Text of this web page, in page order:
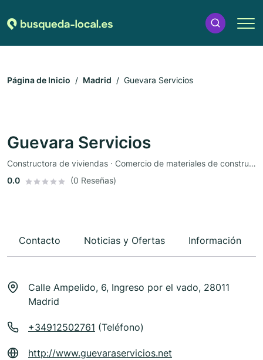
Página de Inicio Madrid Guevara Servicios
Guevara Servicios
Constructora de viviendas · Comercio de materiales de construcción · Autoalmacenamiento
0.0
(0 Reseñas)
Contacto Noticias y Ofertas Información
Calle Ampelido, 6, Ingreso por el vado, 28011
Madrid
+34912502761 (Teléfono)
http://www.guevaraservicios.net